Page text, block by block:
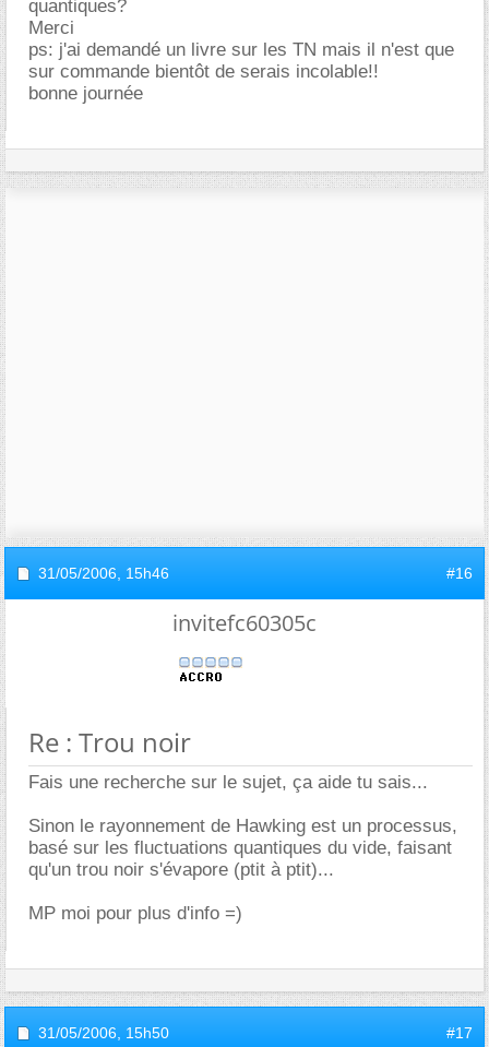
quantiques?
Merci
ps: j'ai demandé un livre sur les TN mais il n'est que
sur commande bientôt de serais incolable!!
bonne journée
31/05/2006, 15h46 #16
invitefc60305c
Re : Trou noir
Fais une recherche sur le sujet, ça aide tu sais...
Sinon le rayonnement de Hawking est un processus,
basé sur les fluctuations quantiques du vide, faisant
qu'un trou noir s'évapore (ptit à ptit)...
MP moi pour plus d'info =)
31/05/2006, 15h50 #17